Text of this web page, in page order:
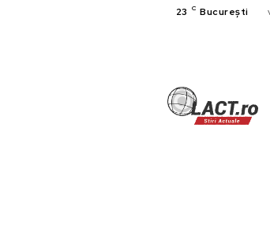
23 C București